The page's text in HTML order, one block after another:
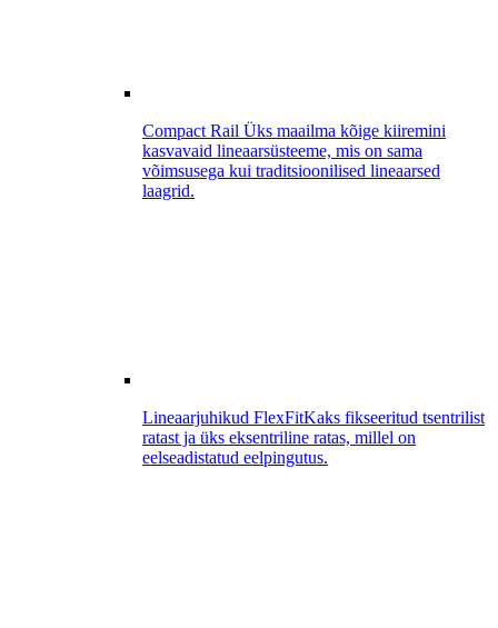
Compact Rail Üks maailma kõige kiiremini
kasvavaid lineaarsüsteeme, mis on sama
võimsusega kui traditsioonilised lineaarsed
laagrid.
Lineaarjuhikud FlexFitKaks fikseeritud tsentrilist
ratast ja üks eksentriline ratas, millel on
eelseadistatud eelpingutus.